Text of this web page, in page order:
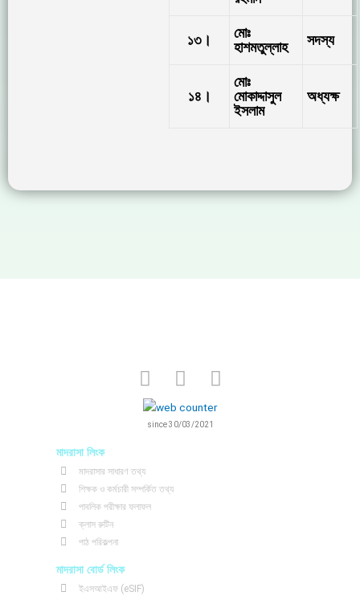
১৩।
মোঃ
হাশমতুল্লাহ
সদস্য
১৪।
মোঃ
মোকাদ্দাসুল
ইসলাম
অধ্যক্ষ
F
a
c
e
o
o
k
T
w
i
t
Y
o
u
since 30/03/2021
মাদরাসা লিংক
মাদরাসার সাধারণ তথ্য
শিক্ষক ও কর্মচারী সম্পর্কিত তথ্য
পাবলিক পরীক্ষার ফলাফল
ক্লাস রুটিন
পাঠ পরিকল্পনা
মাদরাসা বোর্ড লিংক
ইএসআইএফ (eSIF)